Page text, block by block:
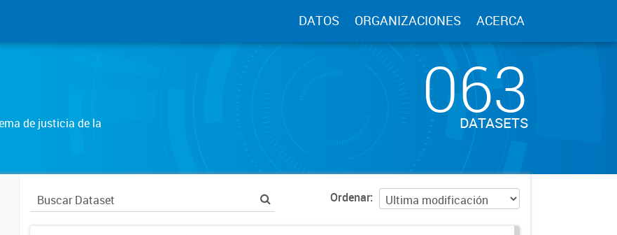
DATOS ORGANIZACIONES ACERCA
de justicia de la
063
DATASETS
Ordenar